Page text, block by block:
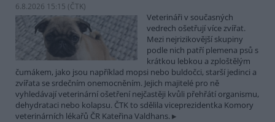
6.8.2026 15:15 (ČTK)
Veterináři v současných
vedrech ošetřují více zvířat.
Mezi nejrizikovější skupiny
podle nich patří plemena psů s
krátkou lebkou a zploštělým
čumákem, jako jsou například mopsi nebo buldočci, starší jedinci a
zvířata se srdečním onemocněním. Jejich majitelé pro ně
vyhledávají veterinární ošetření nejčastěji kvůli přehřátí organismu,
dehydrataci nebo kolapsu. ČTK to sdělila viceprezidentka Komory
veterinárních lékařů ČR Kateřina Valdhans.